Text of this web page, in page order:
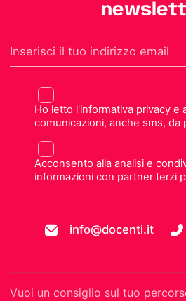
Ho letto l'informativa privacye
comunicazioni, anche sms, da
Acconsento alla analisi e
informazioni con partner terzi
info@docenti.it
Vuoi un consiglio sul tuo